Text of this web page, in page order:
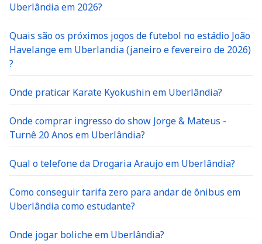
Uberlândia em 2026?
Quais são os próximos jogos de futebol no estádio João
Havelange em Uberlandia (janeiro e fevereiro de 2026)
?
Onde praticar Karate Kyokushin em Uberlândia?
Onde comprar ingresso do show Jorge & Mateus -
Turnê 20 Anos em Uberlândia?
Qual o telefone da Drogaria Araujo em Uberlândia?
Como conseguir tarifa zero para andar de ônibus em
Uberlândia como estudante?
Onde jogar boliche em Uberlândia?